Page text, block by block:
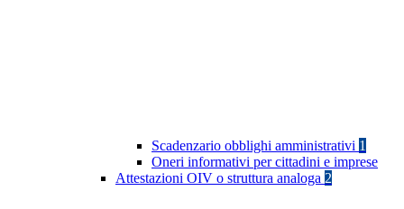
Scadenzario obblighi amministrativi 1
Oneri informativi per cittadini e imprese
Attestazioni OIV o struttura analoga 2